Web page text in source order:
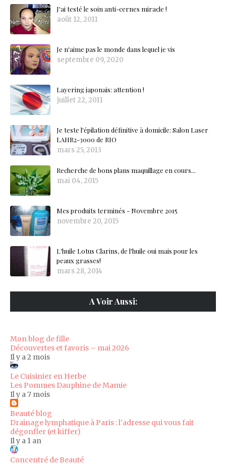
J'ai testé le soin anti-cernes miracle !
août 12, 2011
Je n'aime pas le monde dans lequel je vis
septembre 09, 2020
Layering japonais: attention !
juillet 22, 2011
Je teste l'épilation définitive à domicile: Salon Laser
LAHR2-3000 de RIO
mars 25, 2013
Recherche de bons plans maquillage en cours...
mai 04, 2015
Mes produits terminés - Novembre 2015
novembre 20, 2015
L'huile Lotus Clarins, de l'huile oui mais pour les
peaux grasses!
mars 28, 2014
A Voir Aussi:
Mon blog de fille
Découvertes et favoris – mai 2026
Il y a 2 mois
Le Cuisinier en Herbe
Les Pommes Dauphine de Mamie
Il y a 7 mois
Beauté blog
Drainage lymphatique à Paris : l’adresse qui vous fait
dégonfler (et kiffer)
Il y a 1 an
Concentré de Beauté